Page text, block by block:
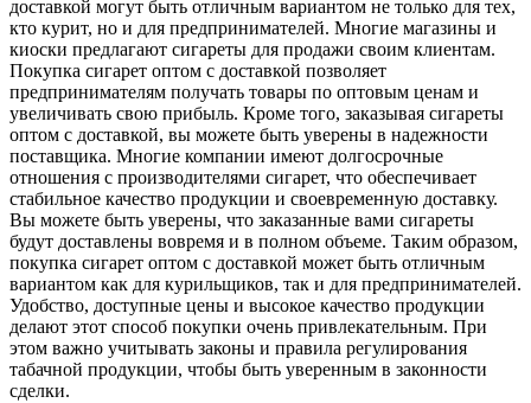
доставкой могут быть отличным вариантом не только для тех,
кто курит, но и для предпринимателей. Многие магазины и
киоски предлагают сигареты для продажи своим клиентам.
Покупка сигарет оптом с доставкой позволяет
предпринимателям получать товары по оптовым ценам и
увеличивать свою прибыль. Кроме того, заказывая сигареты
оптом с доставкой, вы можете быть уверены в надежности
поставщика. Многие компании имеют долгосрочные
отношения с производителями сигарет, что обеспечивает
стабильное качество продукции и своевременную доставку.
Вы можете быть уверены, что заказанные вами сигареты
будут доставлены вовремя и в полном объеме. Таким образом,
покупка сигарет оптом с доставкой может быть отличным
вариантом как для курильщиков, так и для предпринимателей.
Удобство, доступные цены и высокое качество продукции
делают этот способ покупки очень привлекательным. При
этом важно учитывать законы и правила регулирования
табачной продукции, чтобы быть уверенным в законности
сделки.